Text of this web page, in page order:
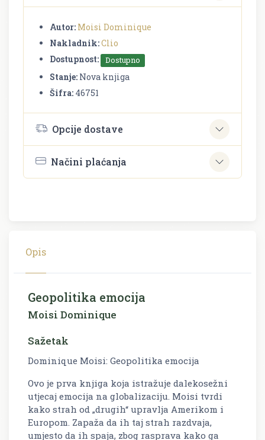
Autor: Moisi Dominique
Nakladnik:Clio
Dostupnost:
Dostupno
Stanje: Nova knjiga
Šifra: 46751
Opcije dostave
Načini plaćanja
Opis
Geopolitika emocija
Moisi Dominique
Sažetak
Dominique Moisi: Geopolitika emocija
Ovo je prva knjiga koja istražuje dalekosežni
utjecaj emocija na globalizaciju. Moisi tvrdi
kako strah od „drugih“ upravlja Amerikom i
Europom. Zapaža da ih taj strah razdvaja,
umjesto da ih spaja, zbog rasprava kako ga